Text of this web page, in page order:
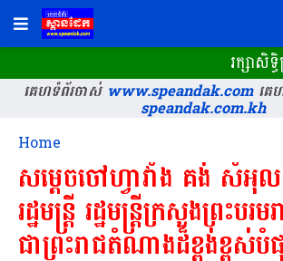
រក្សាសិទ្
គេហទំព័រចាស់www.speandak.comគេ
speandak.com.kh
Home
សម្តេចចៅហ្វាវាំង គង់ សំ
រដ្ឋមន្ត្រី រដ្ឋមន្ត្រីក្រសួងព្រះបរ
ជាព្រះរាជតំណាងដ៏ខ្ពង់ខ្ពស់បំ